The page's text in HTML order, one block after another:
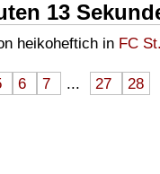
13
heikoheftich in FC
6 7 ... 27 28